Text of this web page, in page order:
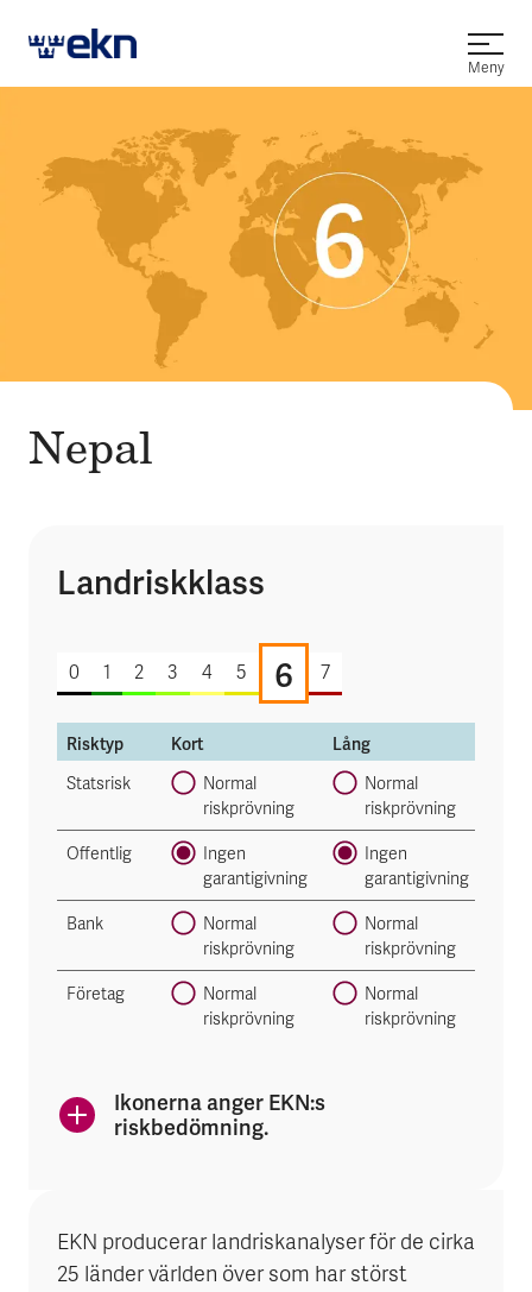
Öppna
Meny
Nepal
Landriskklass
6 av 7
0 1 2 3 4 5 6 7
Risktyp Kort Lång
Statsrisk
Normal
riskprövning
Normal
riskprövning
Offentlig
Ingen
garantigivning
Ingen
garantigivning
Bank
Normal
riskprövning
Normal
riskprövning
Företag
Normal
riskprövning
Normal
riskprövning
Ikonerna anger EKN:s
riskbedömning.
EKN producerar landriskanalyser för de cirka
25 länder världen över som har störst